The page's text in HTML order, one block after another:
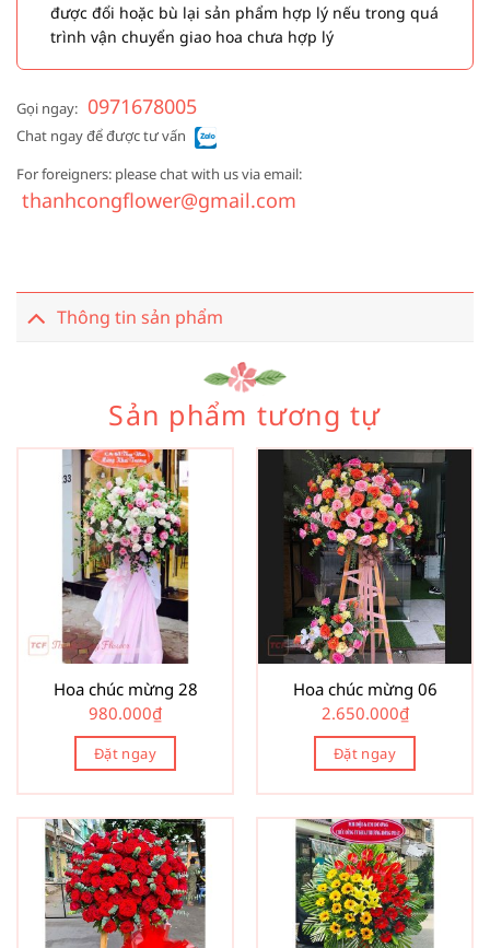
được đổi hoặc bù lại sản phẩm hợp lý nếu trong quá
trình vận chuyển giao hoa chưa hợp lý
Gọi ngay: 0971678005
Chat ngay để được tư vấn
For foreigners: please chat with us via email:
thanhcongflower@gmail.com
Thông tin sản phẩm
Sản phẩm tương tự
Hoa chúc mừng 28
980.000₫
Đặt ngay
Hoa chúc mừng 06
2.650.000₫
Đặt ngay